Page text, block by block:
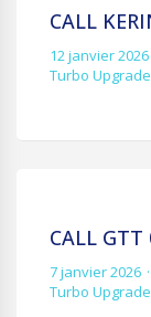
CALL
12 janvier 2026
Turbo
CALL
7 janvier 2026
Turbo